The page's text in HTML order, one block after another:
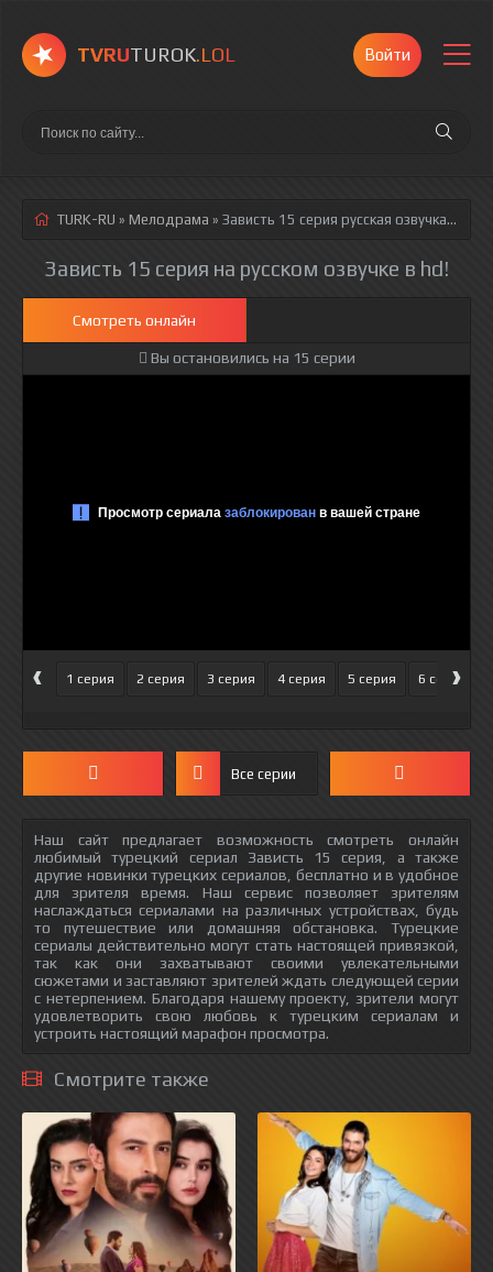
TVRUTUROK.LOL Войти
TURK-RU » Мелодрама » Зависть 15 серия русская озвучка полностью смотреть онлайн!
Зависть 15 серия на русском озвучке в hd!
Смотреть онлайн
Вы остановились на 15 серии
‹ 1 серия 2 серия 3 серия 4 серия 5 серия 6 серия
›
Все серии
Наш сайт предлагает возможность смотреть онлайн
любимый турецкий сериал Зависть 15 серия, а также
другие новинки турецких сериалов, бесплатно и в удобное
для зрителя время. Наш сервис позволяет зрителям
наслаждаться сериалами на различных устройствах, будь
то путешествие или домашняя обстановка. Турецкие
сериалы действительно могут стать настоящей привязкой,
так как они захватывают своими увлекательными
сюжетами и заставляют зрителей ждать следующей серии
с нетерпением. Благодаря нашему проекту, зрители могут
удовлетворить свою любовь к турецким сериалам и
устроить настоящий марафон просмотра.
Смотрите также